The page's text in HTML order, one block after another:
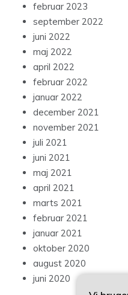
februar 2023
september 2022
juni 2022
maj 2022
april 2022
februar 2022
januar 2022
december 2021
november 2021
juli 2021
juni 2021
maj 2021
april 2021
marts 2021
februar 2021
januar 2021
oktober 2020
august 2020
juni 2020